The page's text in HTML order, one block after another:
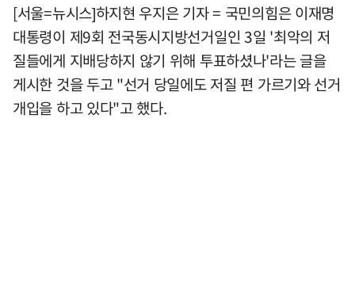
[서울=뉴시스]하지현 우지은 기자 = 국민의힘은 이재명
대통령이 제9회 전국동시지방선거일인 3일 '최악의 저
질들에게 지배당하지 않기 위해 투표하셨나'라는 글을
게시한 것을 두고 "선거 당일에도 저질 편 가르기와 선거
개입을 하고 있다"고 했다.